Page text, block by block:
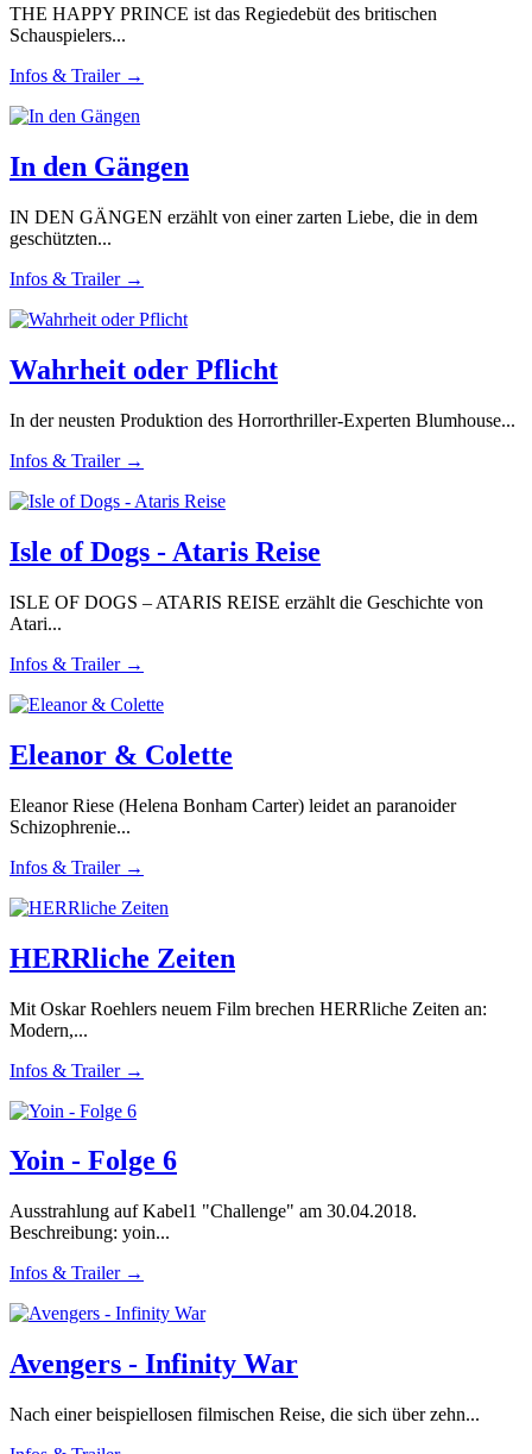
THE HAPPY PRINCE ist das Regiedebüt des britischen
Schauspielers...
Infos & Trailer →
In den Gängen
IN DEN GÄNGEN erzählt von einer zarten Liebe, die in dem
geschützten...
Infos & Trailer →
Wahrheit oder Pflicht
In der neusten Produktion des Horrorthriller-Experten Blumhouse...
Infos & Trailer →
Isle of Dogs - Ataris Reise
ISLE OF DOGS – ATARIS REISE erzählt die Geschichte von
Atari...
Infos & Trailer →
Eleanor & Colette
Eleanor Riese (Helena Bonham Carter) leidet an paranoider
Schizophrenie...
Infos & Trailer →
HERRliche Zeiten
Mit Oskar Roehlers neuem Film brechen HERRliche Zeiten an:
Modern,...
Infos & Trailer →
Yoin - Folge 6
Ausstrahlung auf Kabel1 "Challenge" am 30.04.2018.
Beschreibung: yoin...
Infos & Trailer →
Avengers - Infinity War
Nach einer beispiellosen filmischen Reise, die sich über zehn...